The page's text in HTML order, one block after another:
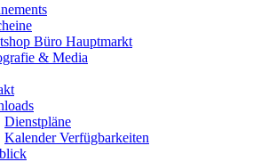
Büro Hauptmarkt
& Media
Dienstpläne
Kalender Verfügbarkeiten